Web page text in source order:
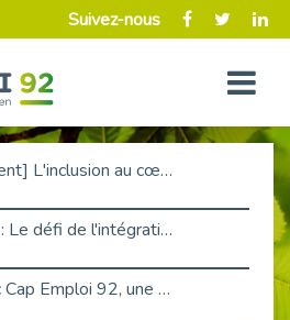
Suivez-nous
[Retour sur événement] L'inclusion au cœur de la Place de l'Emploi à La Défense !
Travailler autrement : Le défi de l'intégration des maladies chroniques en entreprise
Primark recrute avec Cap Emploi 92, une matinée couronnée de succès !